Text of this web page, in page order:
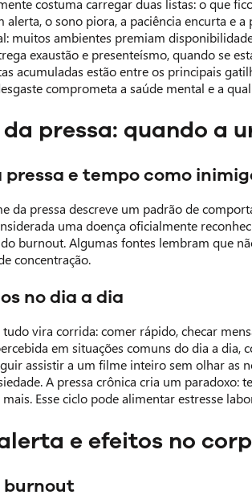
costuma carregar duas listas: o que
o sono piora, a paciência encurta e
muitos ambientes premiam
exaustão e presenteísmo, quando se
acumuladas estão entre os principais
comprometa a saúde mental e a
pressa: quando a
pressa e tempo como
da pressa descreve um padrão de
uma doença oficialmente
burnout. Algumas fontes lembram que
concentração.
no dia a dia
tudo vira corrida: comer rápido, checar
em situações comuns do dia a
assistir a um filme inteiro sem olhar as
A pressa crônica cria um paradoxo:
Esse ciclo pode alimentar estresse
e efeitos no
burnout